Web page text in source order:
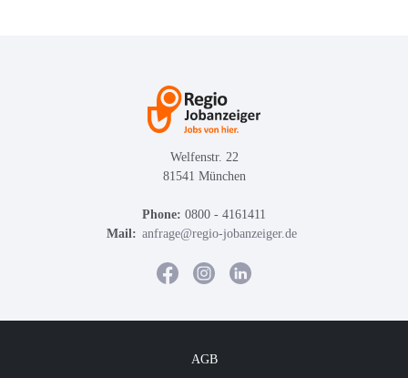
Welfenstr. 22
81541 München
Phone: 0800 - 4161411
Mail: anfrage@regio-jobanzeiger.de
AGB